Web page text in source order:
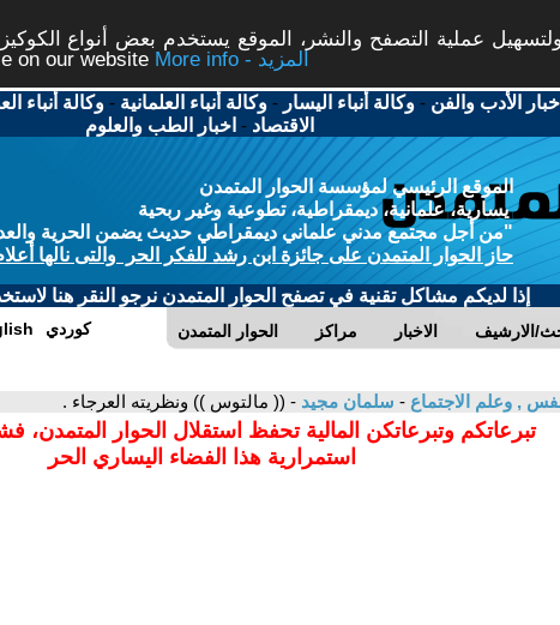
عملية التصفح والنشر، الموقع يستخدم بعض أنواع
on our website
More info - المزيد
اخبار الأدب والفن -وكالة أنباء اليسار -وكالة أنباء العلمانية -وكالة أنباء
الاقتصاد - اخبار الطب والعلوم
الموقع الرئيسي لمؤسسة الحوار المتمدن
يسارية، علمانية، ديمقراطية، تطوعية وغير ربحية
"من أجل مجتمع مدني علماني ديمقراطي حديث يضمن الحرية
حاز الحوار المتمدن على جائزة ابن رشد للفكر الحر والتى نالها
إذا لديكم مشاكل تقنية في تصفح الحوار المتمدن نرجو النقر هنا
الحوار المتمدن مراكز الاخبار الارشيف كوردي
, وعلم الاجتماع - سلمان مجيد - (( مالتوس )) ونظريته العرجاء .
تبرعاتكم وتبرعاتكن المالية تحفظ استقلال الحوار المتمدن،
استمرارية هذا الفضاء اليساري الحر